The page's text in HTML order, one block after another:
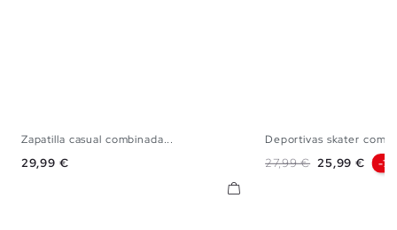
Zapatilla casual combinada...
Precio
29,99 €
Deportivas skater
Precio base
27,99 € Precio
25,99 € -